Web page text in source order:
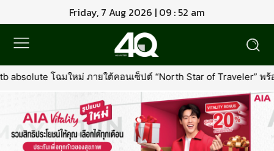
Friday, 7 Aug 2026 | 09 : 52 am
ต้คอนเซ็ปต์ “North Star of Traveler” พร้อมเพิ่มเอกสิทธิ์ใหม่ที่คุ้ม